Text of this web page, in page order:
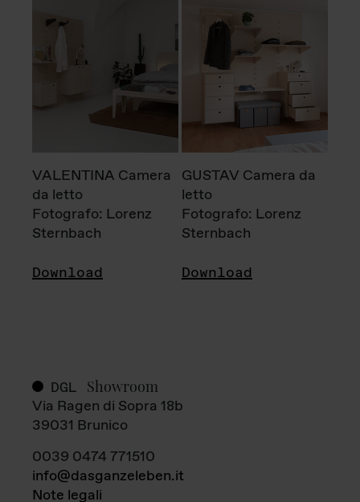
VALENTINA Camera
da letto
Fotografo: Lorenz
Sternbach
Download
GUSTAV Camera da
letto
Fotografo: Lorenz
Sternbach
Download
DGL Showroom
Via Ragen di Sopra 18b
39031 Brunico
0039 0474 771510
info@dasganzeleben.it
Note legali